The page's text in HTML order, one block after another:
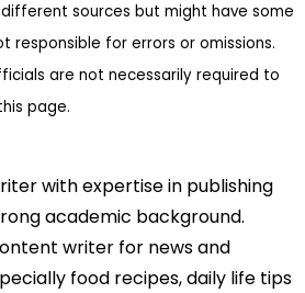
sources but might have some
responsible for errors or omissions.
are not necessarily required to
page.
with expertise in publishing
academic background.
writer for news and
food recipes, daily life tips